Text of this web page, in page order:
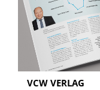
VCW VERLAG